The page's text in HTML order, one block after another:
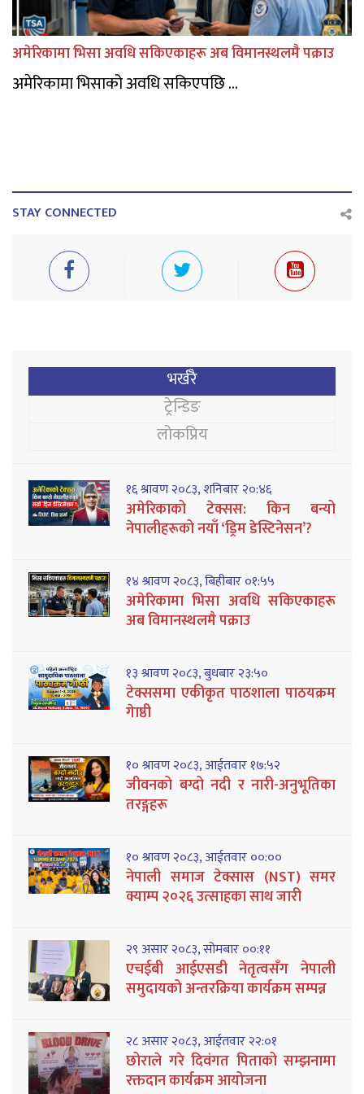
अमेरिकामा भिसा अवधि सकिएकाहरू अब विमानस्थलमै पक्राउ
अमेरिकामा भिसाको अवधि सकिएपछि ...
STAY CONNECTED
भर्खरै
ट्रेन्डिङ
लोकप्रिय
१६ श्रावण २०८३, शनिबार २०:४६
अमेरिकाको टेक्सस: किन बन्यो
नेपालीहरूको नयाँ ‘ड्रिम डेस्टिनेसन’?
१४ श्रावण २०८३, बिहीबार ०१:५५
अमेरिकामा भिसा अवधि सकिएकाहरू
अब विमानस्थलमै पक्राउ
१३ श्रावण २०८३, बुधबार २३:५०
टेक्ससमा एकीकृत पाठशाला पाठयक्रम
गेाष्ठी
१० श्रावण २०८३, आईतवार १७:५२
जीवनको बग्दो नदी र नारी-अनुभूतिका
तरङ्गहरू
१० श्रावण २०८३, आईतवार ००:००
नेपाली समाज टेक्सास (NST) समर
क्याम्प २०२६ उत्साहका साथ जारी
२९ असार २०८३, सोमबार ००:११
एचईबी आईएसडी नेतृत्वसँग नेपाली
समुदायको अन्तरक्रिया कार्यक्रम सम्पन्न
२८ असार २०८३, आईतवार २२:०१
छोराले गरे दिवंगत पिताको सम्झनामा
रक्तदान कार्यक्रम आयोजना